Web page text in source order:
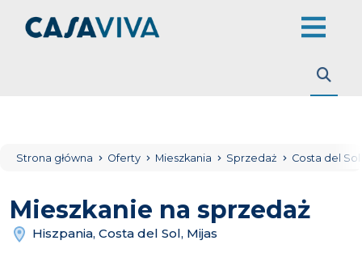
Strona główna Oferty Mieszkania Sprzedaż Costa del Sol
Mieszkanie na sprzedaż
Hiszpania, Costa del Sol, Mijas